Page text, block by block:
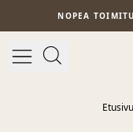
Siirry pääsisältöön
NOPEA
Etusivu